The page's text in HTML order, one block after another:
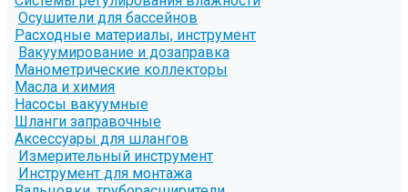
Осушители для бассейнов
Расходные материалы, инструмент
Вакуумирование и дозаправка
Манометрические коллекторы
Масла и химия
Насосы вакуумные
Шланги заправочные
Аксессуары для шлангов
Измерительный инструмент
Инструмент для монтажа